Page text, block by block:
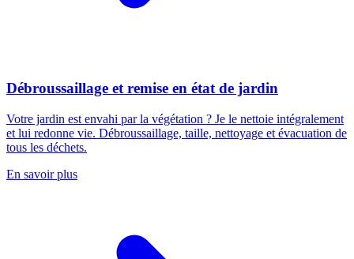
Débroussaillage et remise en état de jardin
Votre jardin est envahi par la végétation ? Je le nettoie intégralement
et lui redonne vie. Débroussaillage, taille, nettoyage et évacuation de
tous les déchets.
En savoir plus